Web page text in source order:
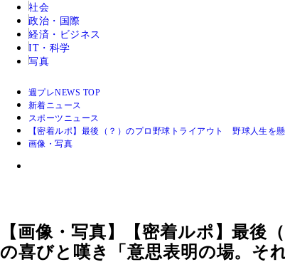
社会
政治・国際
経済・ビジネス
IT・科学
写真
週プレNEWS TOP
新着ニュース
スポーツニュース
【密着ルポ】最後（？）のプロ野球トライアウト 野球人生を
画像・写真
【画像・写真】【密着ルポ】最
の喜びと嘆き「意思表明の場。そ